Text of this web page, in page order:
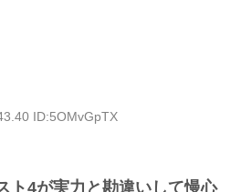
ID:5OMvGpTX
ト4が実力と勘違いして慢心